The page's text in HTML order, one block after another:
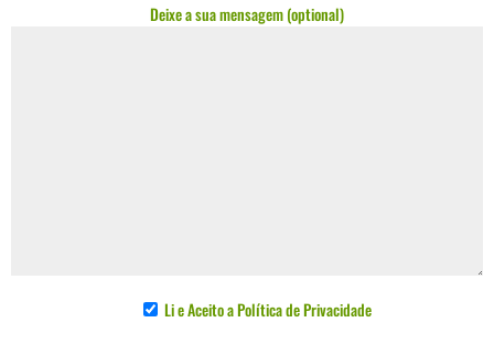
Deixe a sua mensagem (optional)
Li e Aceito aPolítica de Privacidade